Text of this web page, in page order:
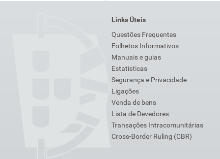
Links Úteis
Questões Frequentes
Folhetos Informativos
Manuais e guias
Estatísticas
Segurança e Privacidade
Ligações
Venda de bens
Lista de Devedores
Transações Intracomunitárias
Cross-Border Ruling (CBR)